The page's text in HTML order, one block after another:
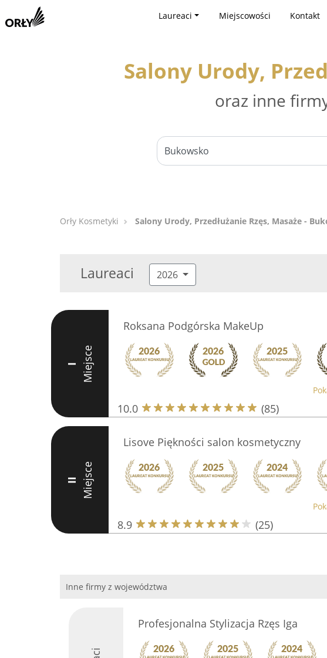
Laureaci Miejscowości Kontakt
Salony Urody,
oraz inne
Orły Kosmetyki Salony Urody, Przedłużanie Rzęs, Masaże -
Laureaci 2026
I Miejsce
Roksana Podgórska MakeUp
10.0 (85)
II Miejsce
Lisove Piękności salon kosmetyczny
8.9 (25)
Inne firmy z województwa
Profesjonalna Stylizacja Rzęs Iga